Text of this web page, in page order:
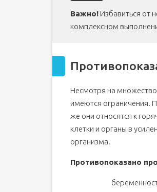
Важно! Избавиться от
комплексном
Несмотря на
имеются ограничения.
же они относятся к
клетки и органы в
организма.
Противопоказано